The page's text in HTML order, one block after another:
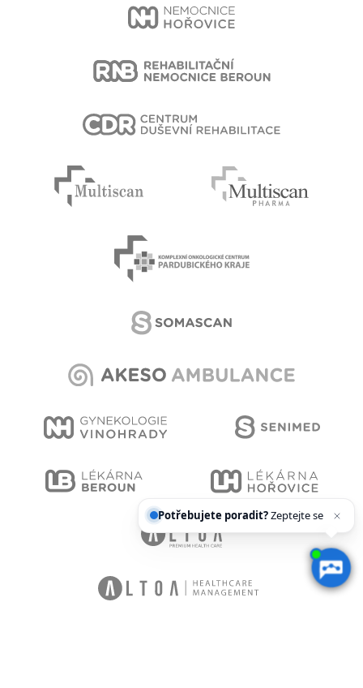
Potřebujete poradit?Zeptejte se našeho as